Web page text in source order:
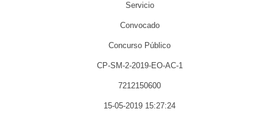
Servicio
Convocado
Concurso Público
CP-SM-2-2019-EO-AC-1
7212150600
15-05-2019 15:27:24